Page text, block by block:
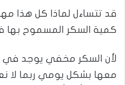
قد تتساءل لماذا كل هذا
كمية السكر المسموح بها
لأن السكر مخفي يوجد في
معها بشكل يومي ربما لا